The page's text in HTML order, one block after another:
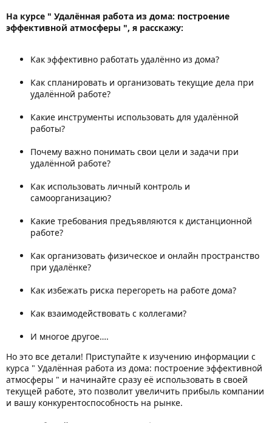
На курсе " Удалённая работа из дома: построение
эффективной атмосферы ", я расскажу:
Как эффективно работать удалённо из дома?
Как спланировать и организовать текущие дела при
удалённой работе?
Какие инструменты использовать для удалённой
работы?
Почему важно понимать свои цели и задачи при
удалённой работе?
Как использовать личный контроль и
самоорганизацию?
Какие требования предъявляются к дистанционной
работе?
Как организовать физическое и онлайн пространство
при удалёнке?
Как избежать риска перегореть на работе дома?
Как взаимодействовать с коллегами?
И многое другое….
Но это все детали! Приступайте к изучению информации с
курса " Удалённая работа из дома: построение эффективной
атмосферы " и начинайте сразу её использовать в своей
текущей работе, это позволит увеличить прибыль компании
и вашу конкурентоспособность на рынке.